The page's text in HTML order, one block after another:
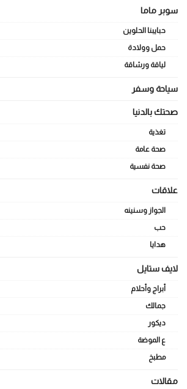
سوبر ماما
حبايبنا الحلوين
حمل وولادة
لياقة ورشاقة
سياحة وسفر
صحتك بالدنيا
تغذية
صحة عامة
صحة نفسية
علاقات
الجواز وسنينه
حب
هدايا
لايف ستايل
أبراج وأحلام
جمالك
ديكور
ع الموضة
مطبخ
مقالات